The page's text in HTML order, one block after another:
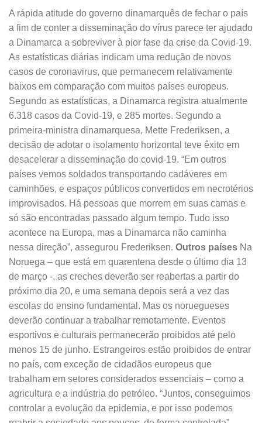
A rápida atitude do governo dinamarquês de fechar o país
a fim de conter a disseminação do vírus parece ter ajudado
a Dinamarca a sobreviver à pior fase da crise da Covid-19.
As estatísticas diárias indicam uma redução de novos
casos de coronavirus, que permanecem relativamente
baixos em comparação com muitos países europeus.
Segundo as estatísticas, a Dinamarca registra atualmente
6.318 casos da Covid-19, e 285 mortes. Segundo a
primeira-ministra dinamarquesa, Mette Frederiksen, a
decisão de adotar o isolamento horizontal teve êxito em
desacelerar a disseminação do covid-19. “Em outros
países vemos soldados transportando cadáveres em
caminhões, e espaços públicos convertidos em necrotérios
improvisados. Há pessoas que morrem em suas camas e
só são encontradas passado algum tempo. Tudo isso
acontece na Europa, mas a Dinamarca não caminha
nessa direção”, assegurou Frederiksen. Outros países Na
Noruega – que está em quarentena desde o último dia 13
de março -, as creches deverão ser reabertas a partir do
próximo dia 20, e uma semana depois será a vez das
escolas do ensino fundamental. Mas os noruegueses
deverão continuar a trabalhar remotamente. Eventos
esportivos e culturais permanecerão proibidos até pelo
menos 15 de junho. Estrangeiros estão proibidos de entrar
no país, com exceção de cidadãos europeus que
trabalham em setores considerados essenciais – como a
agricultura e a indústria do petróleo. “Juntos, conseguimos
controlar a evolução da epidemia, e por isso podemos